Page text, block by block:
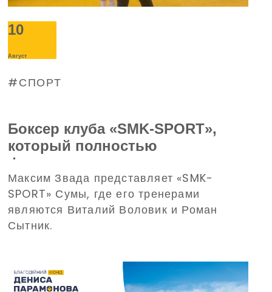
10
Август
СПОРТ
Боксер клуба «SMK-SPORT»,
который полностью
финансируется
Благотворительным фондом
Дениса Парамонова, завоевал
бронзу на Чемпионате Украины
по боксу среди юношей и
Максим Звада представляет «SMK-
SPORT» Сумы, где его тренерами
являются Виталий Воловик и Роман
Сытник.